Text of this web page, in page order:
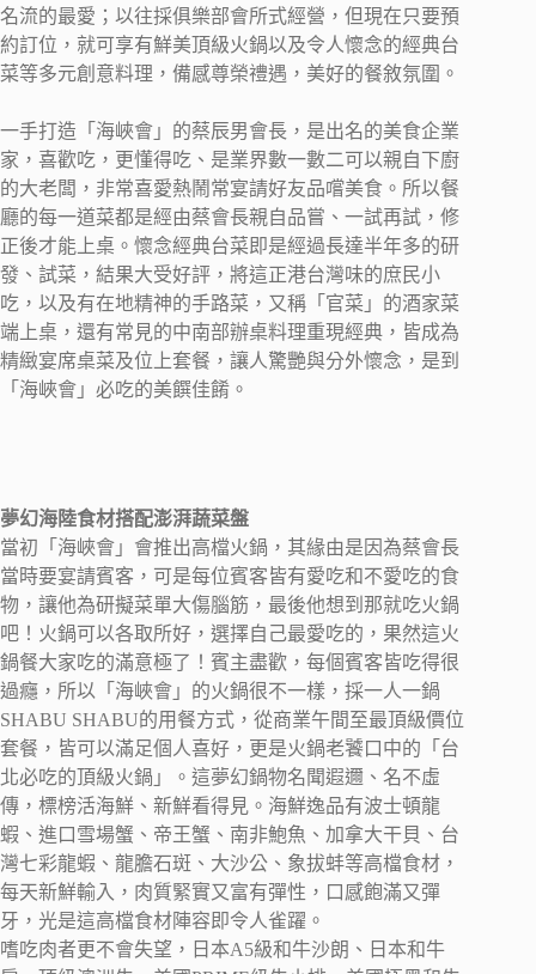
名流的最愛；以往採俱樂部會所式經營，但現在只要預
約訂位，就可享有鮮美頂級火鍋以及令人懷念的經典台
菜等多元創意料理，備感尊榮禮遇，美好的餐敘氛圍。
一手打造「海峽會」的蔡辰男會長，是出名的美食企業
家，喜歡吃，更懂得吃、是業界數一數二可以親自下廚
的大老闆，非常喜愛熱鬧常宴請好友品嚐美食。所以餐
廳的每一道菜都是經由蔡會長親自品嘗、一試再試，修
正後才能上桌。懷念經典台菜即是經過長達半年多的研
發、試菜，結果大受好評，將這正港台灣味的庶民小
吃，以及有在地精神的手路菜，又稱「官菜」的酒家菜
端上桌，還有常見的中南部辦桌料理重現經典，皆成為
精緻宴席桌菜及位上套餐，讓人驚艷與分外懷念，是到
「海峽會」必吃的美饌佳餚。
夢幻海陸食材搭配澎湃蔬菜盤
當初「海峽會」會推出高檔火鍋，其緣由是因為蔡會長
當時要宴請賓客，可是每位賓客皆有愛吃和不愛吃的食
物，讓他為研擬菜單大傷腦筋，最後他想到那就吃火鍋
吧！火鍋可以各取所好，選擇自己最愛吃的，果然這火
鍋餐大家吃的滿意極了！賓主盡歡，每個賓客皆吃得很
過癮，所以「海峽會」的火鍋很不一樣，採一人一鍋
SHABU SHABU的用餐方式，從商業午間至最頂級價位
套餐，皆可以滿足個人喜好，更是火鍋老饕口中的「台
北必吃的頂級火鍋」。這夢幻鍋物名聞遐邇、名不虛
傳，標榜活海鮮、新鮮看得見。海鮮逸品有波士頓龍
蝦、進口雪場蟹、帝王蟹、南非鮑魚、加拿大干貝、台
灣七彩龍蝦、龍膽石斑、大沙公、象拔蚌等高檔食材，
每天新鮮輸入，肉質緊實又富有彈性，口感飽滿又彈
牙，光是這高檔食材陣容即令人雀躍。
嗜吃肉者更不會失望，日本A5級和牛沙朗、日本和牛